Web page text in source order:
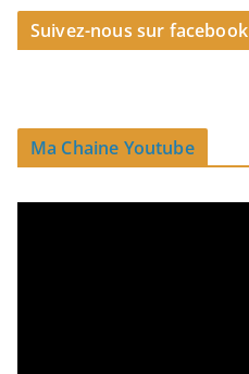
Suivez-nous sur facebook
Ma Chaine Youtube